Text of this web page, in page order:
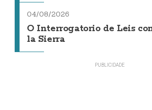
04/08/2026
O Interrogatorio de Leis
la Sierra